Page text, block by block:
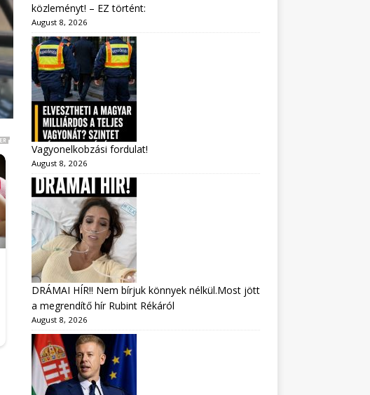
közleményt! – EZ történt:
August 8, 2026
Vagyonelkobzási fordulat!
August 8, 2026
DRÁMAI HÍR!! Nem bírjuk könnyek nélkül.Most jött
a megrendítő hír Rubint Rékáról
August 8, 2026